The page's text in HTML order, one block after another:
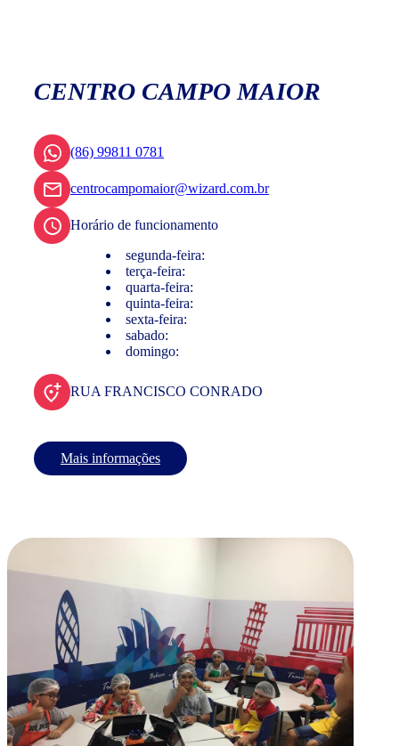
CENTRO CAMPO MAIOR
(86) 99811 0781
centrocampomaior@wizard.com.br
Horário de funcionamento
segunda-feira:
terça-feira:
quarta-feira:
quinta-feira:
sexta-feira:
sabado:
domingo:
RUA FRANCISCO CONRADO
Mais informações